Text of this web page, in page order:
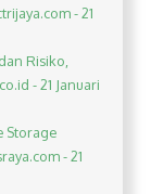
- 21
Risiko,
- 21 Januari
Storage
- 21